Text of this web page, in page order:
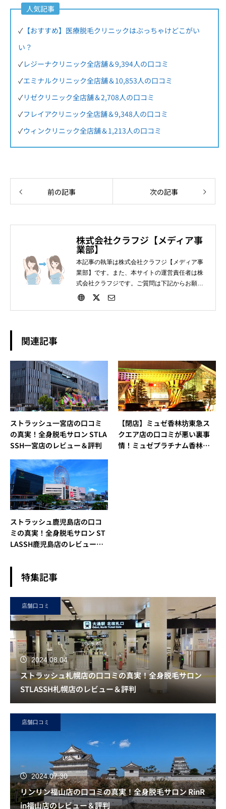
人気記事
✓ 【おすすめ】医療脱毛クリニックはぶっちゃけどこがい
い？
✓レジーナクリニック全店舗＆9,394人の口コミ
✓エミナルクリニック全店舗＆10,853人の口コミ
✓リゼクリニック全店舗＆2,708人の口コミ
✓フレイアクリニック全店舗＆9,348人の口コミ
✓ウィンクリニック全店舗＆1,213人の口コミ
前の記事 次の記事
株式会社クラフジ【メディア事
業部】
本記事の執筆は株式会社クラフジ【メディア事
業部】です。また、本サイトの運営責任者は株
式会社クラフジです。ご質問は下記からお願い
します。
関連記事
ストラッシュ一宮店の口コミ
の真実！全身脱毛サロン STLA
SSH一宮店のレビュー＆評判
【閉店】ミュゼ香林坊東急ス
クエア店の口コミが悪い裏事
情！ミュゼプラチナム香林坊
ストラッシュ鹿児島店の口コ
ミの真実！全身脱毛サロン ST
LASSH鹿児島店のレビュー＆
特集記事
店舗口コミ
2024.08.04
ストラッシュ札幌店の口コミの真実！全身脱毛サロン
STLASSH札幌店のレビュー＆評判
店舗口コミ
2024.07.30
リンリン福山店の口コミの真実！全身脱毛サロン RinR
in福山店のレビュー＆評判